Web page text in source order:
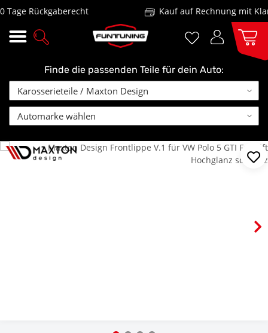
Rückgaberecht Kauf auf Rechnung mit
Finde die passenden Teile für dein Auto: